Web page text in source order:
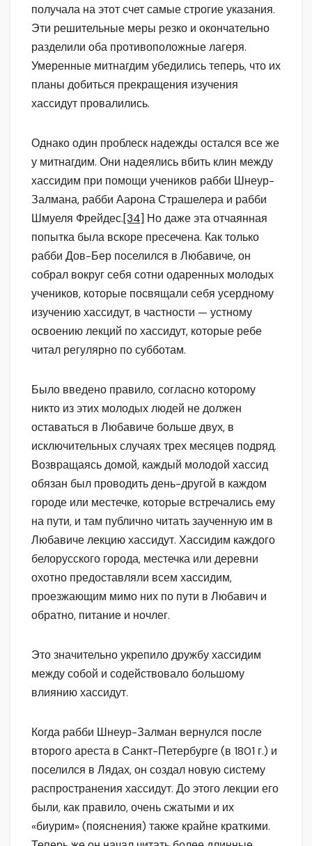
получала на этот счет самые строгие указания.
Эти решительные меры резко и окончательно
разделили оба противоположные лагеря.
Умеренные митнагдим убедились теперь, что их
планы добиться прекращения изучения
хассидут провалились.
Однако один проблеск надежды остался все же
у митнагдим. Они надеялись вбить клин между
хассидим при помощи учеников рабби Шнеур-
Залмана, рабби Аарона Страшелера и рабби
Шмуеля Фрейдес.[34] Но даже эта отчаянная
попытка была вскоре пресечена. Как только
рабби Дов-Бер поселился в Любавиче, он
собрал вокруг себя сотни одаренных молодых
учеников, которые посвящали себя усердному
изучению хассидут, в частности — устному
освоению лекций по хассидут, которые ребе
читал регулярно по субботам.
Было введено правило, согласно которому
никто из этих молодых людей не должен
оставаться в Любавиче больше двух, в
исключительных случаях трех месяцев подряд.
Возвращаясь домой, каждый молодой хассид
обязан был проводить день-другой в каждом
городе или местечке, которые встречались ему
на пути, и там публично читать заученную им в
Любавиче лекцию хассидут. Хассидим каждого
белорусского города, местечка или деревни
охотно предоставляли всем хассидим,
проезжающим мимо них по пути в Любавич и
обратно, питание и ночлег.
Это значительно укрепило дружбу хассидим
между собой и содействовало большому
влиянию хассидут.
Когда рабби Шнеур-Залман вернулся после
второго ареста в Санкт-Петербурге (в 1801 г.) и
поселился в Лядах, он создал новую систему
распространения хассидут. До этого лекции его
были, как правило, очень сжатыми и их
«биурим» (пояснения) также крайне краткими.